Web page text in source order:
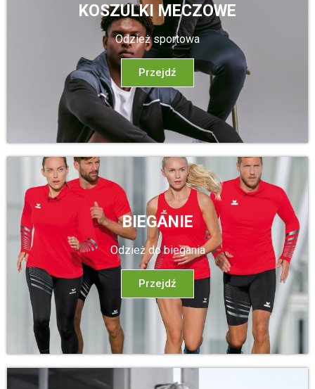
KOSZULKI MECZOWE
Odzież sportowa
Przejdź
BIEGANIE
Odzież do biegania
Przejdź